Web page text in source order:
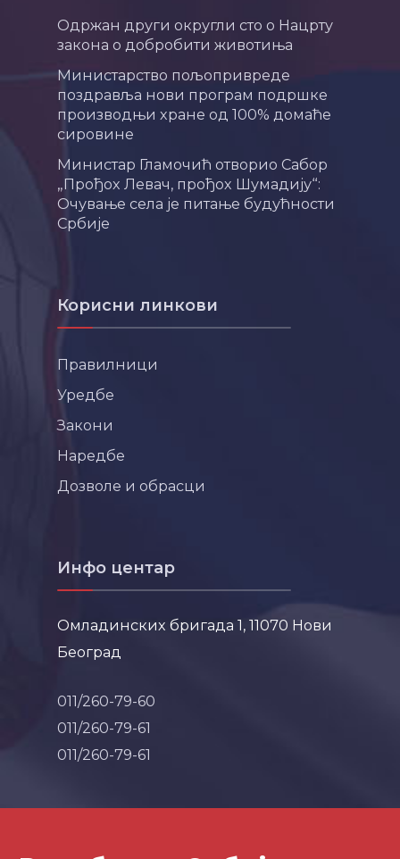
Одржан други округли сто о Нацрту
закона о добробити животиња
Министарство пољопривреде
поздравља нови програм подршке
производњи хране од 100% домаће
сировине
Министар Гламочић отворио Сабор
„Прођох Левач, прођох Шумадију“:
Очување села је питање будућности
Србије
Корисни линкови
Правилници
Уредбе
Закони
Наредбе
Дозволе и обрасци
Инфо центар
Омладинских бригада 1, 11070 Нови
Београд
011/260-79-60
011/260-79-61
011/260-79-61